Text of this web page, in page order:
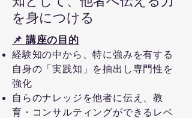
を身につける
📌 講座の目的
経験知の中から、特に強みを有する
自身の「実践知」を抽出し専門性を
強化
自らのナレッジを他者に伝え、教
育・コンサルティングができるレベ